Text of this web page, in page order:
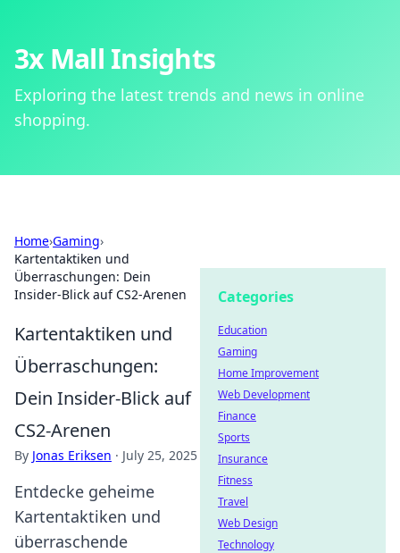
3x Mall Insights
Exploring the latest trends and news in online
shopping.
Home›Gaming›
Kartentaktiken und
Überraschungen: Dein
Insider-Blick auf CS2-Arenen
Kartentaktiken und
Überraschungen:
Dein Insider-Blick auf
CS2-Arenen
By Jonas Eriksen · July 25, 2025
Entdecke geheime
Kartentaktiken und
überraschende
Categories
Education
Gaming
Home Improvement
Web Development
Finance
Sports
Insurance
Fitness
Travel
Web Design
Technology